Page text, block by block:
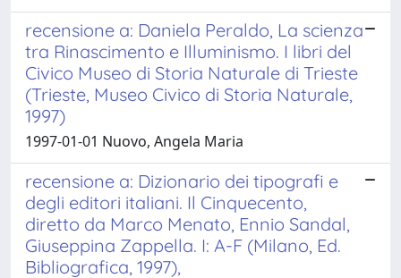
recensione a: Daniela Peraldo, La scienza
tra Rinascimento e Illuminismo. I libri del
Civico Museo di Storia Naturale di Trieste
(Trieste, Museo Civico di Storia Naturale,
1997)
1997-01-01 Nuovo, Angela Maria
recensione a: Dizionario dei tipografi e
degli editori italiani. Il Cinquecento,
diretto da Marco Menato, Ennio Sandal,
Giuseppina Zappella. I: A-F (Milano, Ed.
Bibliografica, 1997),